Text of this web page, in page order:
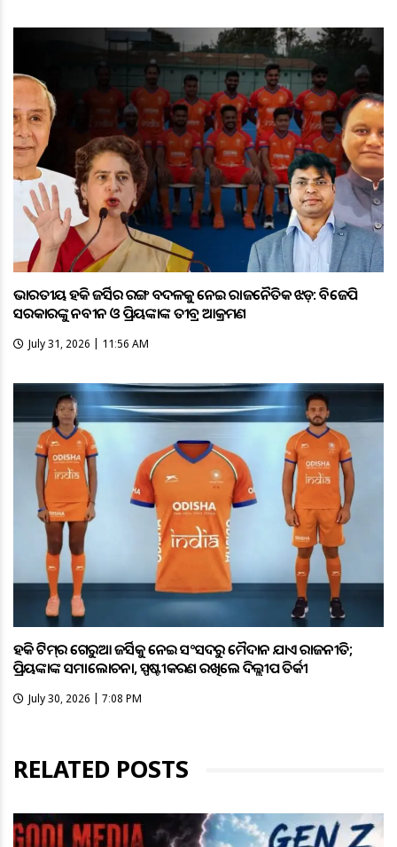
ଭାରତୀୟ ହକି ଜର୍ସିର ରଙ୍ଗ ବଦଳକୁ ନେଇ ରାଜନୈତିକ ଝଡ଼: ବିଜେପି
ସରକାରଙ୍କୁ ନବୀନ ଓ ପ୍ରିୟଙ୍କାଙ୍କ ତୀବ୍ର ଆକ୍ରମଣ
July 31, 2026 | 11:56 AM
ହକି ଟିମ୍‌ର ଗେରୁଆ ଜର୍ସିକୁ ନେଇ ସଂସଦରୁ ମୈଦାନ ଯାଏଁ ରାଜନୀତି;
ପ୍ରିୟଙ୍କାଙ୍କ ସମାଲୋଚନା, ସ୍ପଷ୍ଟୀକରଣ ରଖିଲେ ଦିଲ୍ଲୀପ ତିର୍କୀ
July 30, 2026 | 7:08 PM
RELATED POSTS